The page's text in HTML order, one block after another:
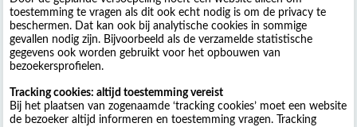
toestemming te vragen als dit ook echt nodig is om de privacy te
beschermen. Dat kan ook bij analytische cookies in sommige
gevallen nodig zijn. Bijvoorbeeld als de verzamelde statistische
gegevens ook worden gebruikt voor het opbouwen van
bezoekersprofielen.
Tracking cookies: altijd toestemming vereist
Bij het plaatsen van zogenaamde ‘tracking cookies’ moet een website
de bezoeker altijd informeren en toestemming vragen. Tracking